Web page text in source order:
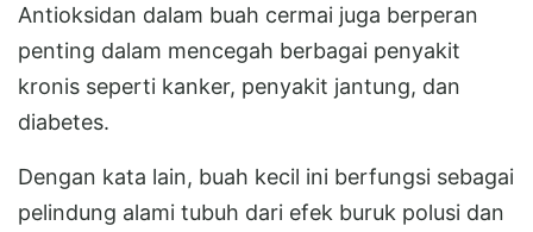
Antioksidan dalam buah cermai juga berperan
penting dalam mencegah berbagai penyakit
kronis seperti kanker, penyakit jantung, dan
diabetes.
Dengan kata lain, buah kecil ini berfungsi sebagai
pelindung alami tubuh dari efek buruk polusi dan